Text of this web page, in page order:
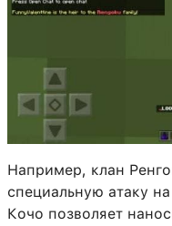
Например, клан
специальную атаку
Кочо позволяет